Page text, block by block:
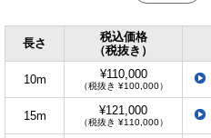
長さ
税込価格
（税抜き）
10m ¥110,000
（税抜き ¥100,000）
15m ¥121,000
（税抜き ¥110,000）